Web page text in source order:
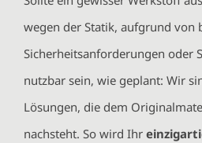
wegen der Statik, aufgrund von
Sicherheitsanforderungen oder
nutzbar sein, wie geplant: Wir
Lösungen, die dem
nachsteht. So wird Ihr